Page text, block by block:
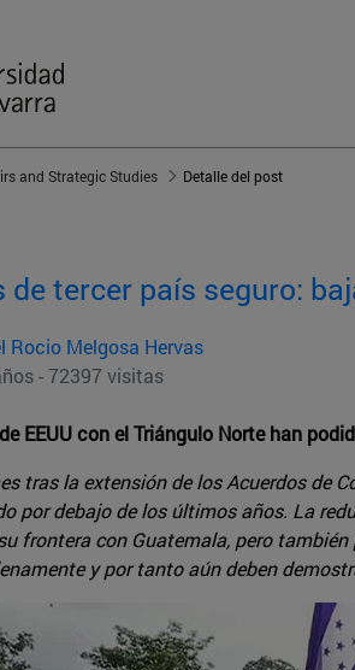
and Strategic Studies Detalle del post
de tercer país seguro:
Rocio Melgosa Hervas
- 72397 visitas
EEUU con el Triángulo Norte han
tras la extensión de los Acuerdos de
por debajo de los últimos años. La
frontera con Guatemala, pero
y por tanto aún deben